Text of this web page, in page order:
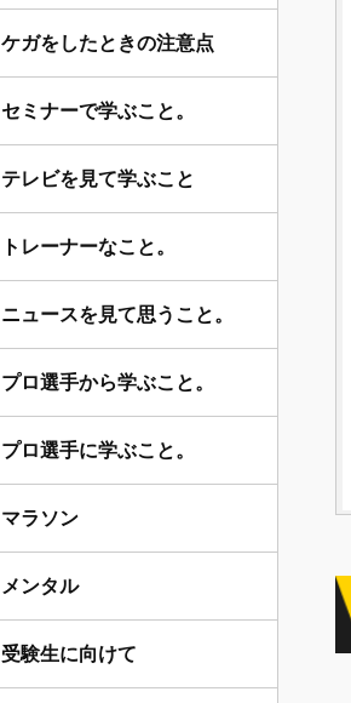
ケガをしたときの注意点
セミナーで学ぶこと。
テレビを見て学ぶこと
トレーナーなこと。
ニュースを見て思うこと。
プロ選手から学ぶこと。
プロ選手に学ぶこと。
マラソン
メンタル
受験生に向けて